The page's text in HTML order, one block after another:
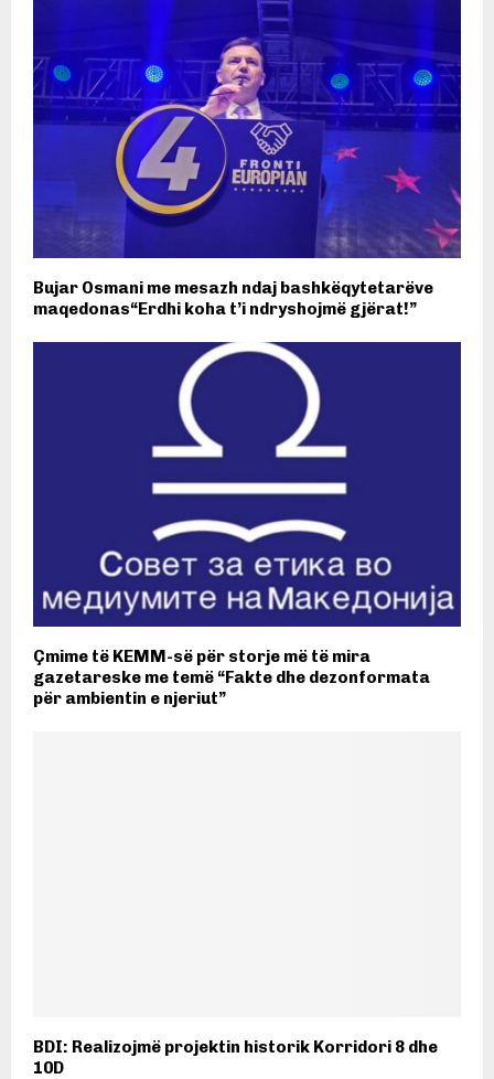
Bujar Osmani me mesazh ndaj bashkëqytetarëve
maqedonas“Erdhi koha t’i ndryshojmë gjërat!”
Çmime të KEMM-së për storje më të mira
gazetareske me temë “Fakte dhe dezonformata
për ambientin e njeriut”
BDI: Realizojmë projektin historik Korridori 8 dhe
10D